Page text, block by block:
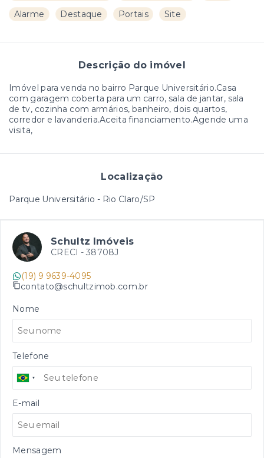
Alarme
Destaque Portais Site
Descrição do imóvel
Imóvel para venda no bairro Parque Universitário.Casa
com garagem coberta para um carro, sala de jantar, sala
de tv, cozinha com armários, banheiro, dois quartos,
corredor e lavanderia.Aceita financiamento.Agende uma
visita,
Localização
Parque Universitário - Rio Claro/SP
Schultz Imóveis
CRECI - 38708J
(19) 9 9639-4095
contato@schultzimob.com.br
Nome
Telefone
E-mail
Mensagem